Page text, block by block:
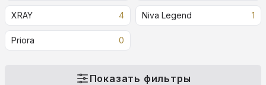
XRAY 4 Niva Legend 1
Priora 0
Показать фильтры